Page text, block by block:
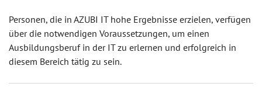
Personen, die in AZUBI IT hohe Ergebnisse erzielen, verfügen
über die notwendigen Voraussetzungen, um einen
Ausbildungsberuf in der IT zu erlernen und erfolgreich in
diesem Bereich tätig zu sein.